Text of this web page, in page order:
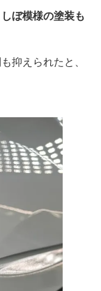
しぼ模様の塗装も
抑えられたと、